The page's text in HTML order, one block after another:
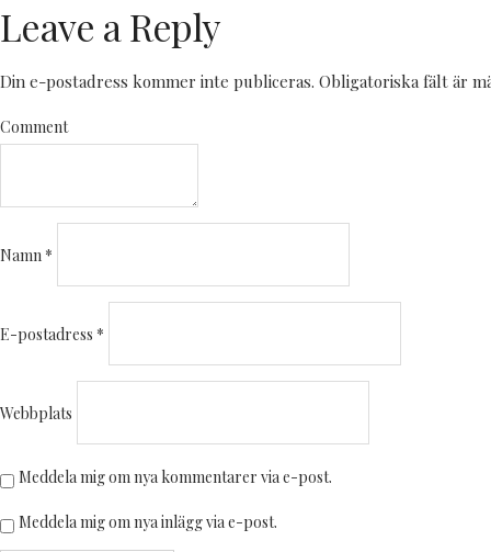
Leave a Reply
Din e-postadress kommer inte publiceras. Obligatoriska fält är
Comment
Namn *
E-postadress *
Webbplats
Meddela mig om nya kommentarer via e-post.
Meddela mig om nya inlägg via e-post.